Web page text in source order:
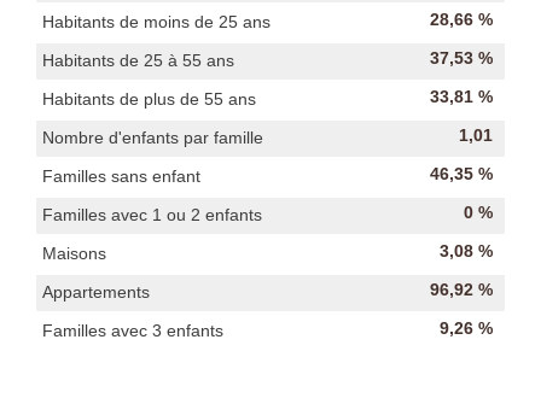
Habitants de moins de 25 ans 28,66 %
Habitants de 25 à 55 ans 37,53 %
Habitants de plus de 55 ans 33,81 %
Nombre d'enfants par famille 1,01
Familles sans enfant 46,35 %
Familles avec 1 ou 2 enfants 0 %
Maisons 3,08 %
Appartements 96,92 %
Familles avec 3 enfants 9,26 %